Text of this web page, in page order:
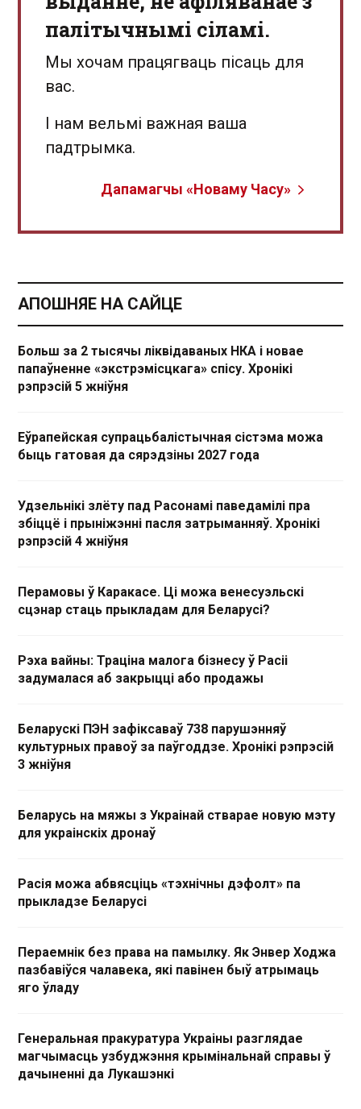
палітычнымі сіламі.
Мы хочам працягваць пісаць для
вас.
І нам вельмі важная ваша
падтрымка.
Дапамагчы «Новаму Часу»
АПОШНЯЕ НА САЙЦЕ
Больш за 2 тысячы ліквідаваных НКА і новае
папаўненне «экстрэмісцкага» спісу. Хронікі
рэпрэсій 5 жніўня
Еўрапейская супрацьбалістычная сістэма можа
быць гатовая да сярэдзіны 2027 года
Удзельнікі злёту пад Расонамі паведамілі пра
збіццё і прыніжэнні пасля затрыманняў. Хронікі
рэпрэсій 4 жніўня
Перамовы ў Каракасе. Ці можа венесуэльскі
сцэнар стаць прыкладам для Беларусі?
Рэха вайны: Траціна малога бізнесу ў Расіі
задумалася аб закрыцці або продажы
Беларускі ПЭН зафіксаваў 738 парушэнняў
культурных правоў за паўгоддзе. Хронікі рэпрэсій
3 жніўня
Беларусь на мяжы з Украінай стварае новую мэту
для украінскіх дронаў
Расія можа абвясціць «тэхнічны дэфолт» па
прыкладзе Беларусі
Пераемнік без права на памылку. Як Энвер Ходжа
пазбавіўся чалавека, які павінен быў атрымаць
яго ўладу
Генеральная пракуратура Украіны разглядае
магчымасць узбуджэння крымінальнай справы ў
дачыненні да Лукашэнкі